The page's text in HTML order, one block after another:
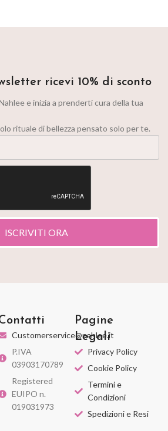
ricevi 10% di sconto
e inizia a prenderti cura della tua
rituale di bellezza pensato solo per te.
ISCRIVITI ORA
Customerservice@nahlee.it
P.IVA
03903170789
Registered
EUIPO n.
019031973
Pagine
Legali
Privacy Policy
Cookie Policy
Termini e
Condizioni
Spedizioni e Resi